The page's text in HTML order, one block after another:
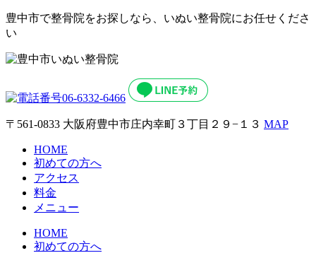
豊中市で整骨院をお探しなら、いぬい整骨院にお任せくださ
い
〒561-0833 大阪府豊中市庄内幸町３丁目２９−１３ MAP
HOME
初めての方へ
アクセス
料金
メニュー
HOME
初めての方へ